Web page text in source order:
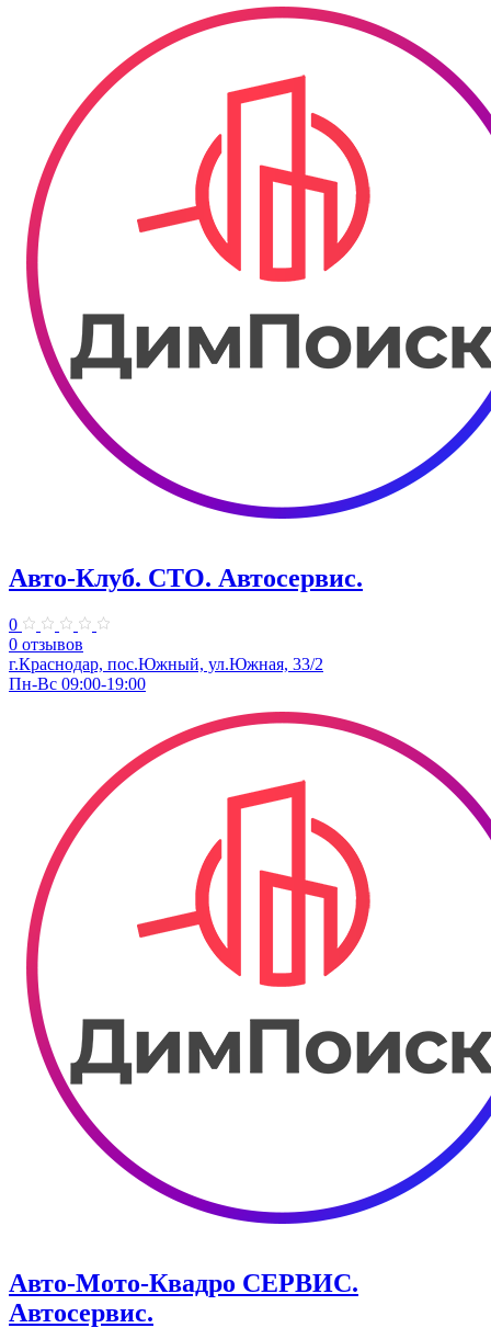
Авто-Клуб. СТО. Автосервис.
0
0 отзывов
г.Краснодар, пос.Южный, ул.Южная, 33/2
Пн-Вс 09:00-19:00
Авто-Мото-Квадро СЕРВИС.
Автосервис.